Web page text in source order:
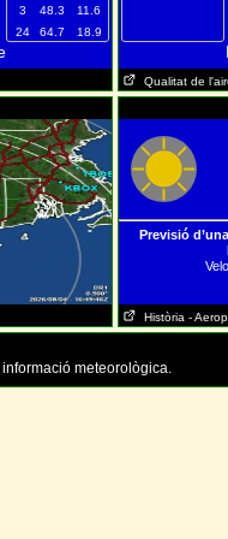
3
48.3
11.6
24
64.7 18.9
Qualitat de
Previsió
Història -
meteorològica.